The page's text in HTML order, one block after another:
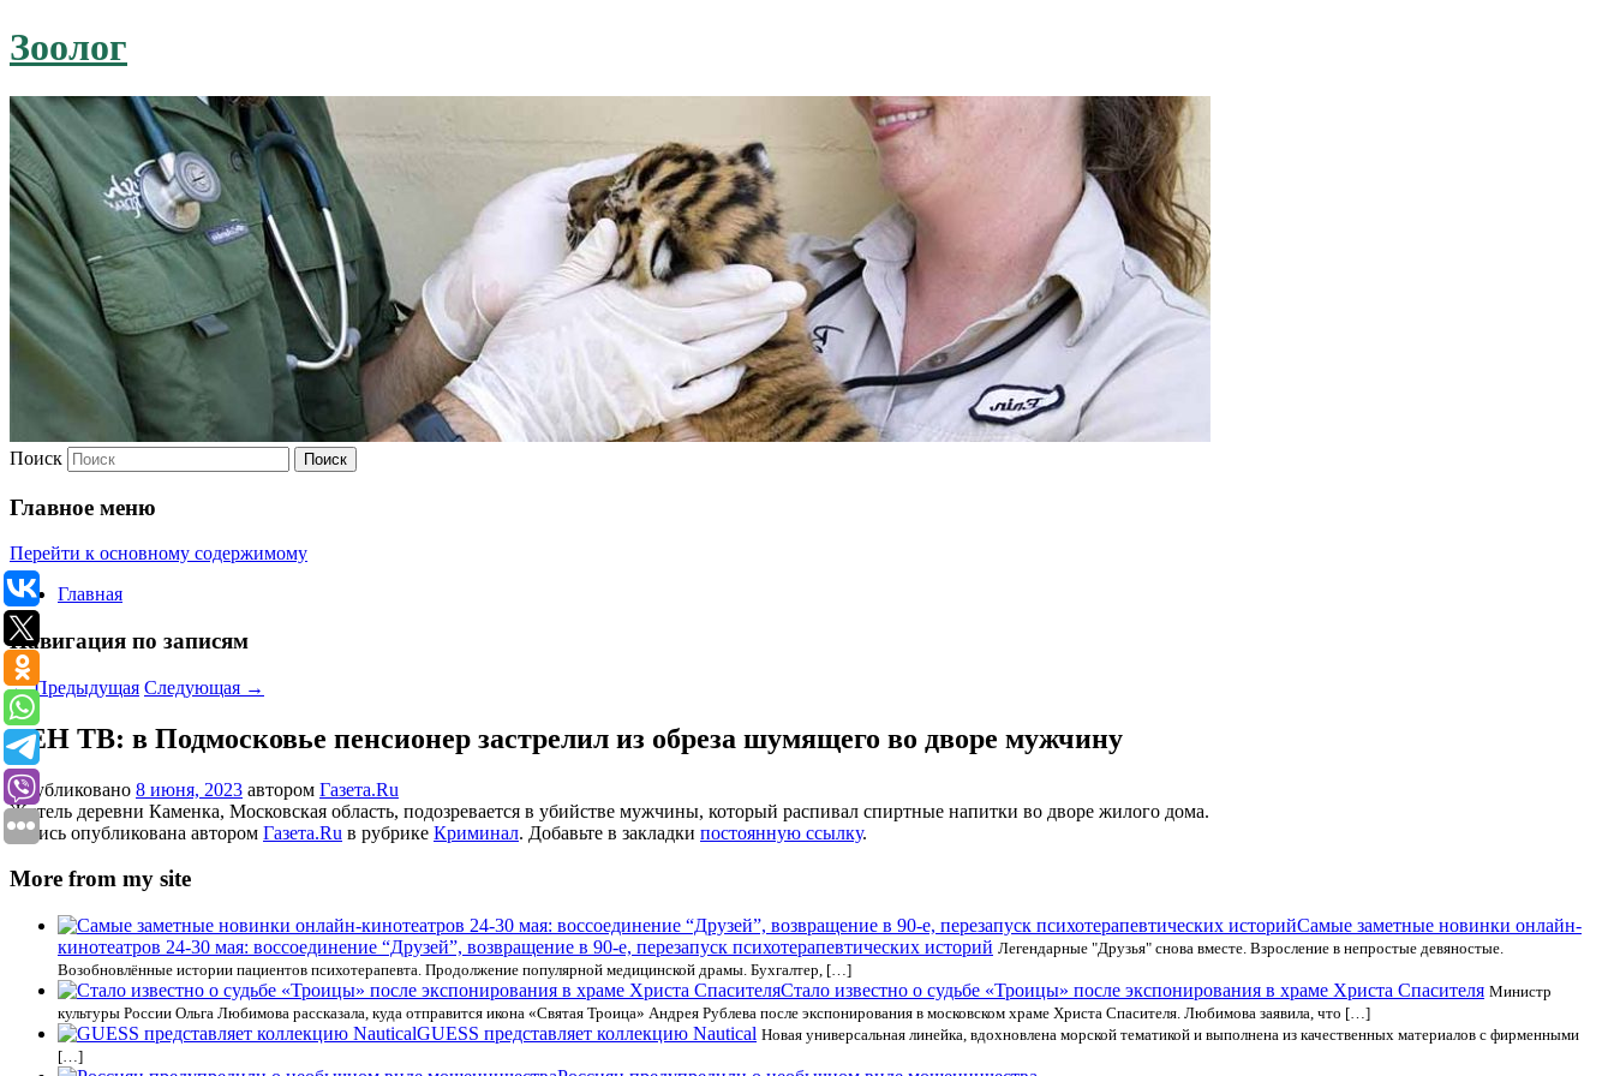
Зоолог
Поиск
Главное меню
Перейти к основному содержимому
Главная
Навигация по записям
←Предыдущая Следующая →
РЕН ТВ: в Подмосковье пенсионер застрелил из обреза шумящего во дворе мужчину
Опубликовано 8 июня, 2023 автором Газета.Ru
Житель деревни Каменка, Московская область, подозревается в убийстве мужчины, который распивал спиртные напитки во дворе жилого дома.
Запись опубликована автором Газета.Ru в рубрике Криминал. Добавьте в закладки постоянную ссылку.
More from my site
Самые заметные новинки онлайн-
кинотеатров 24-30 мая: воссоединение “Друзей”, возвращение в 90-е, перезапуск психотерапевтических историй Легендарные "Друзья" снова вместе. Взросление в непростые девяностые.
Возобновлённые истории пациентов психотерапевта. Продолжение популярной медицинской драмы. Бухгалтер, […]
Стало известно о судьбе «Троицы» после экспонирования в храме Христа Спасителя Министр
культуры России Ольга Любимова рассказала, куда отправится икона «Святая Троица» Андрея Рублева после экспонирования в московском храме Христа Спасителя. Любимова заявила, что […]
GUESS представляет коллекцию Nautical Новая универсальная линейка, вдохновлена морской тематикой и выполнена из качественных материалов с фирменными
[…]